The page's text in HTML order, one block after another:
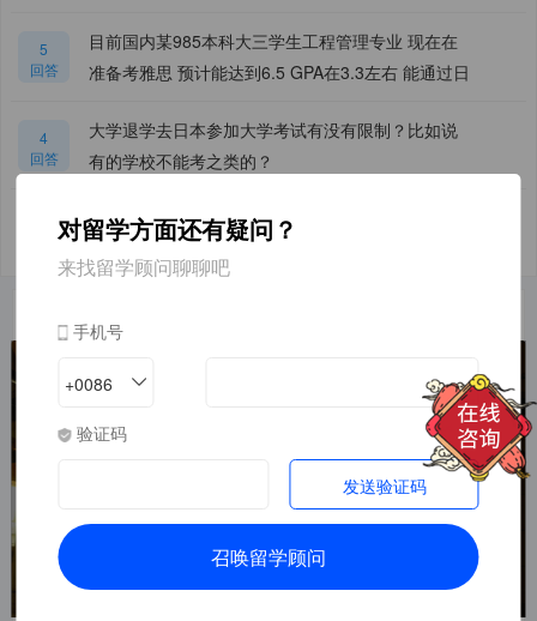
5
回答
目前国内某985本科大三学生工程管理专业 现在在
准备考雅思 预计能达到6.5 GPA在3.3左右 能通过日
学校考取院生？
4
回答
大学退学去日本参加大学考试有没有限制？比如说
有的学校不能考之类的？
回答
【精选问答】专升硕可行性？以及可以申请的专业
The University of Tokyo
东京大学
东京大学（the University of Tokyo）简称东大（とうだ
い），是日本的一所国立大学，也是亚洲创办最早的大学之
一，其前身是明...
对留学方面还有疑问？
来找留学顾问聊聊吧
手机号
+0086 
验证码
发送验证码